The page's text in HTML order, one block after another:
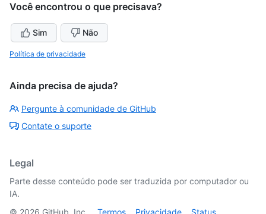
Você encontrou o que precisava?
Sim Não
Política de privacidade
Ainda precisa de ajuda?
Pergunte à comunidade de GitHub
Contate o suporte
Legal
Parte desse conteúdo pode ser traduzida por computador ou
IA.